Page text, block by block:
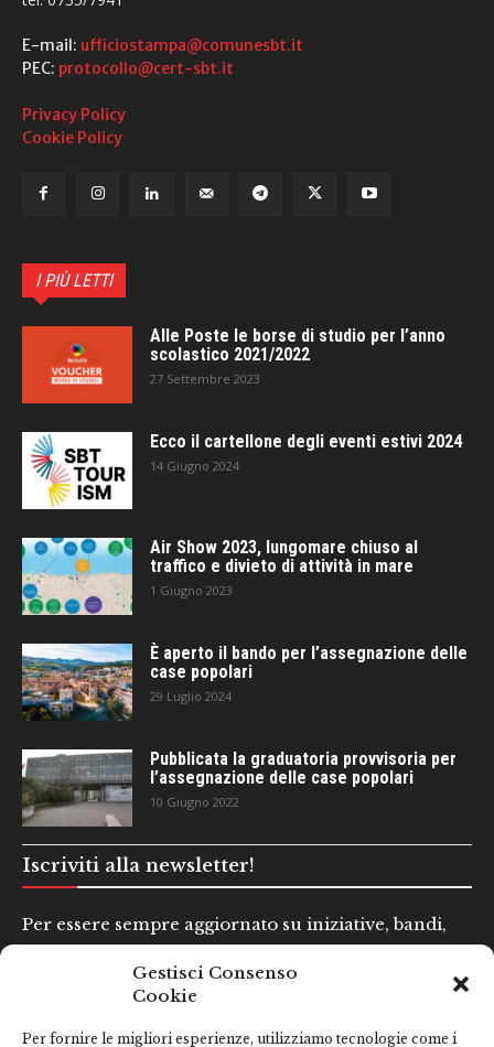
Gestisci Consenso
Cookie
Per fornire le migliori esperienze, utilizziamo tecnologie come i
E-mail: ufficiostampa@comunesbt.it
PEC: protocollo@cert-sbt.it
Privacy Policy
Cookie Policy
I PIÙ LETTI
Alle Poste le borse di studio per l’anno
scolastico 2021/2022
27 Settembre 2023
Ecco il cartellone degli eventi estivi 2024
14 Giugno 2024
Air Show 2023, lungomare chiuso al
traffico e divieto di attività in mare
1 Giugno 2023
È aperto il bando per l’assegnazione delle
case popolari
29 Luglio 2024
Pubblicata la graduatoria provvisoria per
l’assegnazione delle case popolari
10 Giugno 2022
Iscriviti alla newsletter!
Per essere sempre aggiornato su iniziative, bandi,